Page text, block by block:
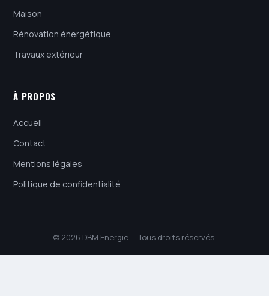
Maison
Rénovation énergétique
Travaux extérieur
À PROPOS
Accueil
Contact
Mentions légales
Politique de confidentialité
© 2026 DBM Energie — Tous droits réservés.